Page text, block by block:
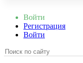
Войти
Регистрация
Войти